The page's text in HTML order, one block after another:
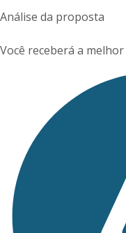
Análise da proposta
Você receberá a